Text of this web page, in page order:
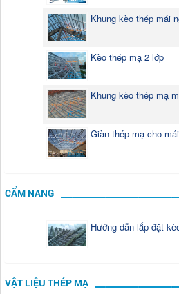
Khung kèo thép mái
Kèo thép mạ 2 lớp
Khung kèo thép mạ
Giàn thép mạ cho
CẨM NANG
Hướng dẫn lắp đặt
VẬT LIỆU THÉP MẠ